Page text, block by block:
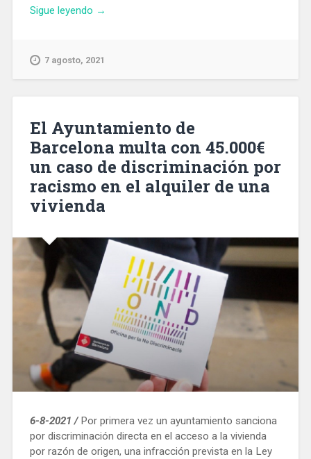
Sigue leyendo «Muere
en
Ronda
Litoral
de
Barcelona»
→
7 agosto, 2021
El Ayuntamiento de
Barcelona multa con 45.000€
un caso de discriminación por
racismo en el alquiler de una
vivienda
6-8-2021 /Por primera vez un ayuntamiento sanciona
por discriminación directa en el acceso a la vivienda
por razón de origen, una infracción prevista en la Ley